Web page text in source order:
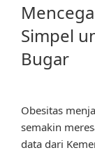
Simpel
Bugar
Obesitas
semakin
data dari